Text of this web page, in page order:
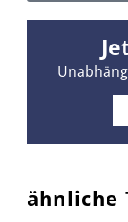
ähnliche